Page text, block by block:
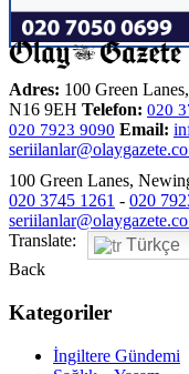
Adres: 100 Green
N16 9EH Telefon: 020
020 7923 9090 Email:
100 Green Lanes,
020 3745 1261 - 020
Translate:
Türkçe
Back
Kategoriler
İngiltere Gündemi